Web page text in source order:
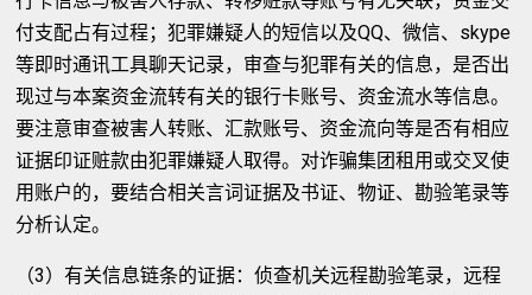
付支配占有过程；犯罪嫌疑人的短信以及QQ、微信、skype
等即时通讯工具聊天记录，审查与犯罪有关的信息，是否出
现过与本案资金流转有关的银行卡账号、资金流水等信息。
要注意审查被害人转账、汇款账号、资金流向等是否有相应
证据印证赃款由犯罪嫌疑人取得。对诈骗集团租用或交叉使
用账户的，要结合相关言词证据及书证、物证、勘验笔录等
分析认定。
（3）有关信息链条的证据：侦查机关远程勘验笔录，远程